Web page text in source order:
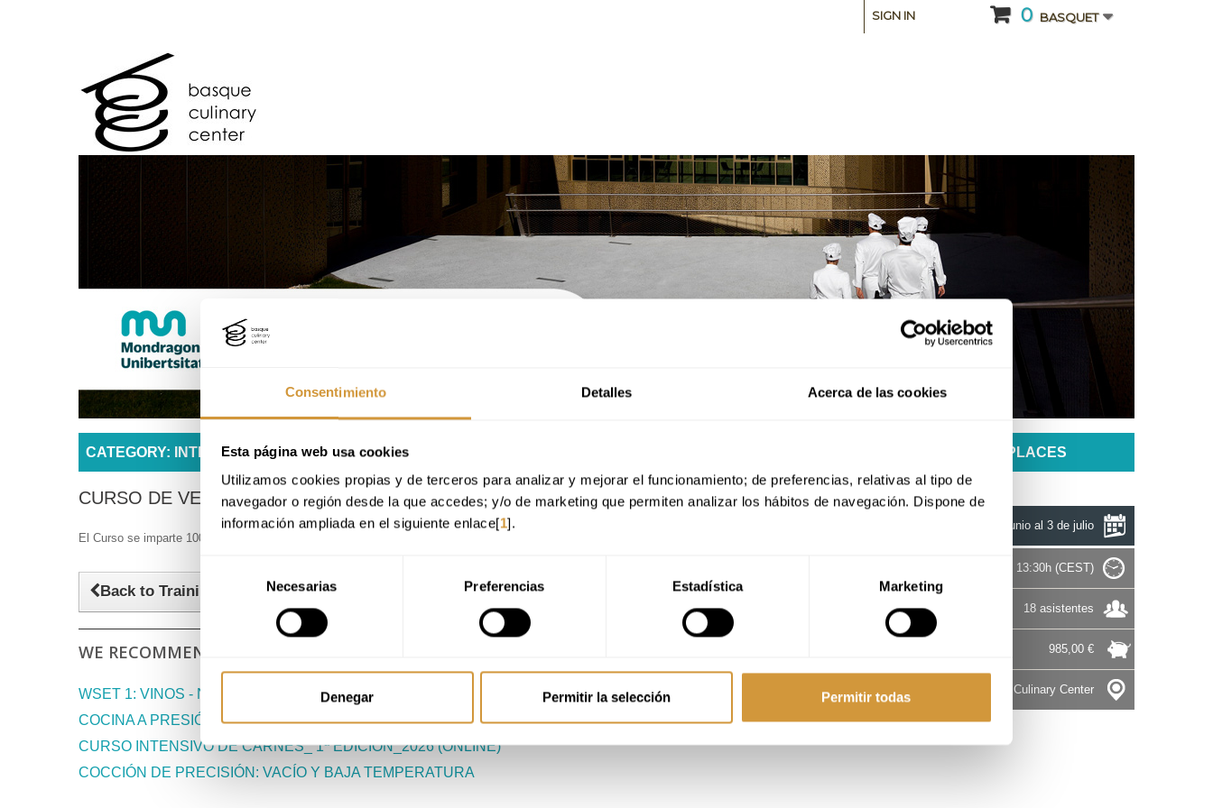
Consentimiento Detalles Acerca de las cookies
Esta página web usa cookies
Utilizamos cookies propias y de terceros para analizar y mejorar el funcionamiento; de preferencias, relativas al tipo de
navegador o región desde la que accedes; y/o de marketing que permiten analizar los hábitos de navegación. Dispone de
información ampliada en el siguiente enlace[1].
consentimiento
Necesarias Preferencias Estadística Marketing
Denegar Permitir la selección Permitir todas
0 BASQUET
SIGN IN
CATEGORY: INTENSIVE COURSES AND SEMINARS
CURSO DE VERANO: Cocina vasca: Tradición, Territorio y Vanguardia
El Curso se imparte 100% en español
Back to Training Offer
WE RECOMMEND:
WSET 1: VINOS - NOV 2 2026(C. BEBIDAS Y VINO)
COCINA A PRESIÓN 26-27 EDICIÓN OCTUBRE (ONLINE)
CURSO INTENSIVO DE CARNES_ 1ª EDICIÓN_2026 (ONLINE)
COCCIÓN DE PRECISIÓN: VACÍO Y BAJA TEMPERATURA
UNAVAILABLE PLACES
Del 29 de junio al 3 de julio
8:30 - 13:30h (CEST)
18 asistentes
985,00 €
Basque Culinary Center